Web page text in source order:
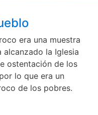
era una muestra
la Iglesia
ostentación de los
lo que era un
de los pobres.